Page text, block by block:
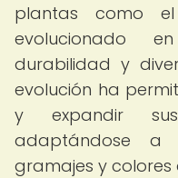
plantas como
evolucionado
durabilidad y
evolución ha
y expandir
adaptándose a
gramajes y